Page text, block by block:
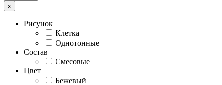
x
Рисунок
Клетка
Однотонные
Состав
Смесовые
Цвет
Бежевый